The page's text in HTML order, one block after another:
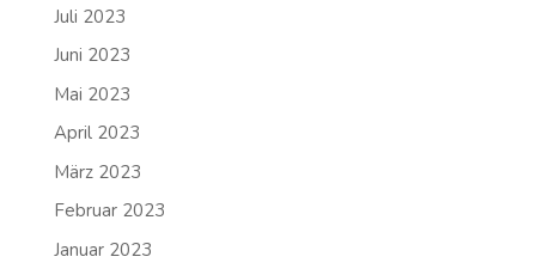
Juli 2023
Juni 2023
Mai 2023
April 2023
März 2023
Februar 2023
Januar 2023